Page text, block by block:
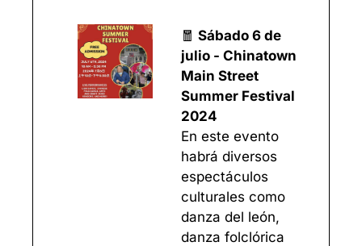
🧧 Sábado 6 de
julio - Chinatown
Main Street
Summer Festival
2024
En este evento
habrá diversos
espectáculos
culturales como
danza del león,
danza folclórica